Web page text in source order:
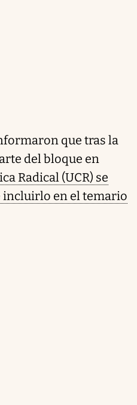
que tras la
del bloque en
Radical (UCR) se
incluirlo en el temario